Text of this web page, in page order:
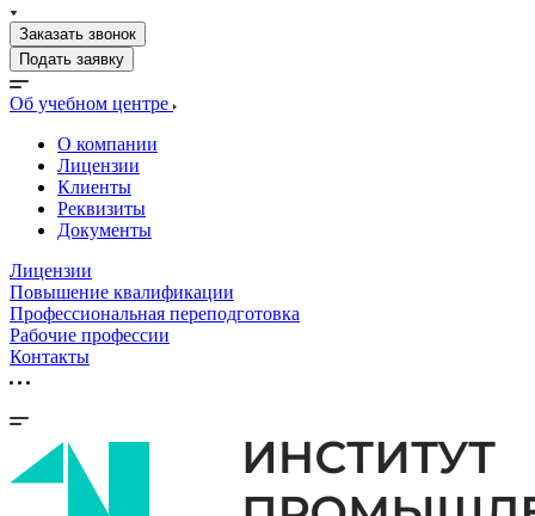
Заказать звонок
Подать заявку
Об учебном центре
О компании
Лицензии
Клиенты
Реквизиты
Документы
Лицензии
Повышение квалификации
Профессиональная переподготовка
Рабочие профессии
Контакты